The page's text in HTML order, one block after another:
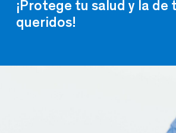
¡Protege tu salud y la de
queridos!